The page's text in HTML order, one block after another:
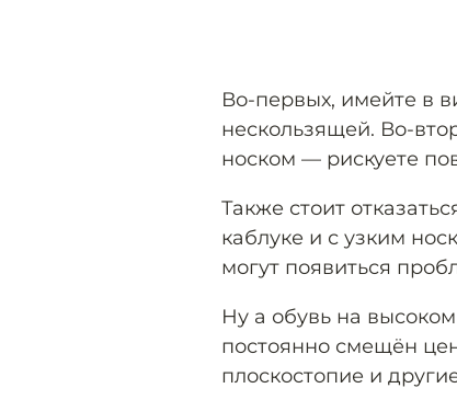
Во-первых, имейте в
нескользящей. Во-
носком — рискуете
Также стоит
каблуке и с узким
могут появиться
Ну а обувь на
постоянно смещён
плоскостопие и